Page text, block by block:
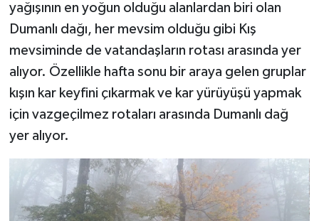
yağışının en yoğun olduğu alanlardan biri olan
Dumanlı dağı, her mevsim olduğu gibi Kış
mevsiminde de vatandaşların rotası arasında yer
alıyor. Özellikle hafta sonu bir araya gelen gruplar
kışın kar keyfini çıkarmak ve kar yürüyüşü yapmak
için vazgeçilmez rotaları arasında Dumanlı dağ
yer alıyor.